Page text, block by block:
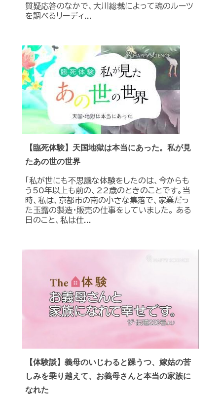
質疑応答のなかで、大川総裁によって魂のルーツ
を調べるリーディ...
【臨死体験】天国地獄は本当にあった。私が見
たあの世の世界
「私が世にも不思議な体験をしたのは、今からも
う50年以上も前の、22歳のときのことです。当
時、私は、京都市の南の小さな集落で、家業だっ
た玉露の製造・販売の仕事をしていました。 ある
日のこと、私は仕...
【体験談】義母のいじわると躁うつ、嫁姑の苦
しみを乗り越えて、お義母さんと本当の家族に
なれた